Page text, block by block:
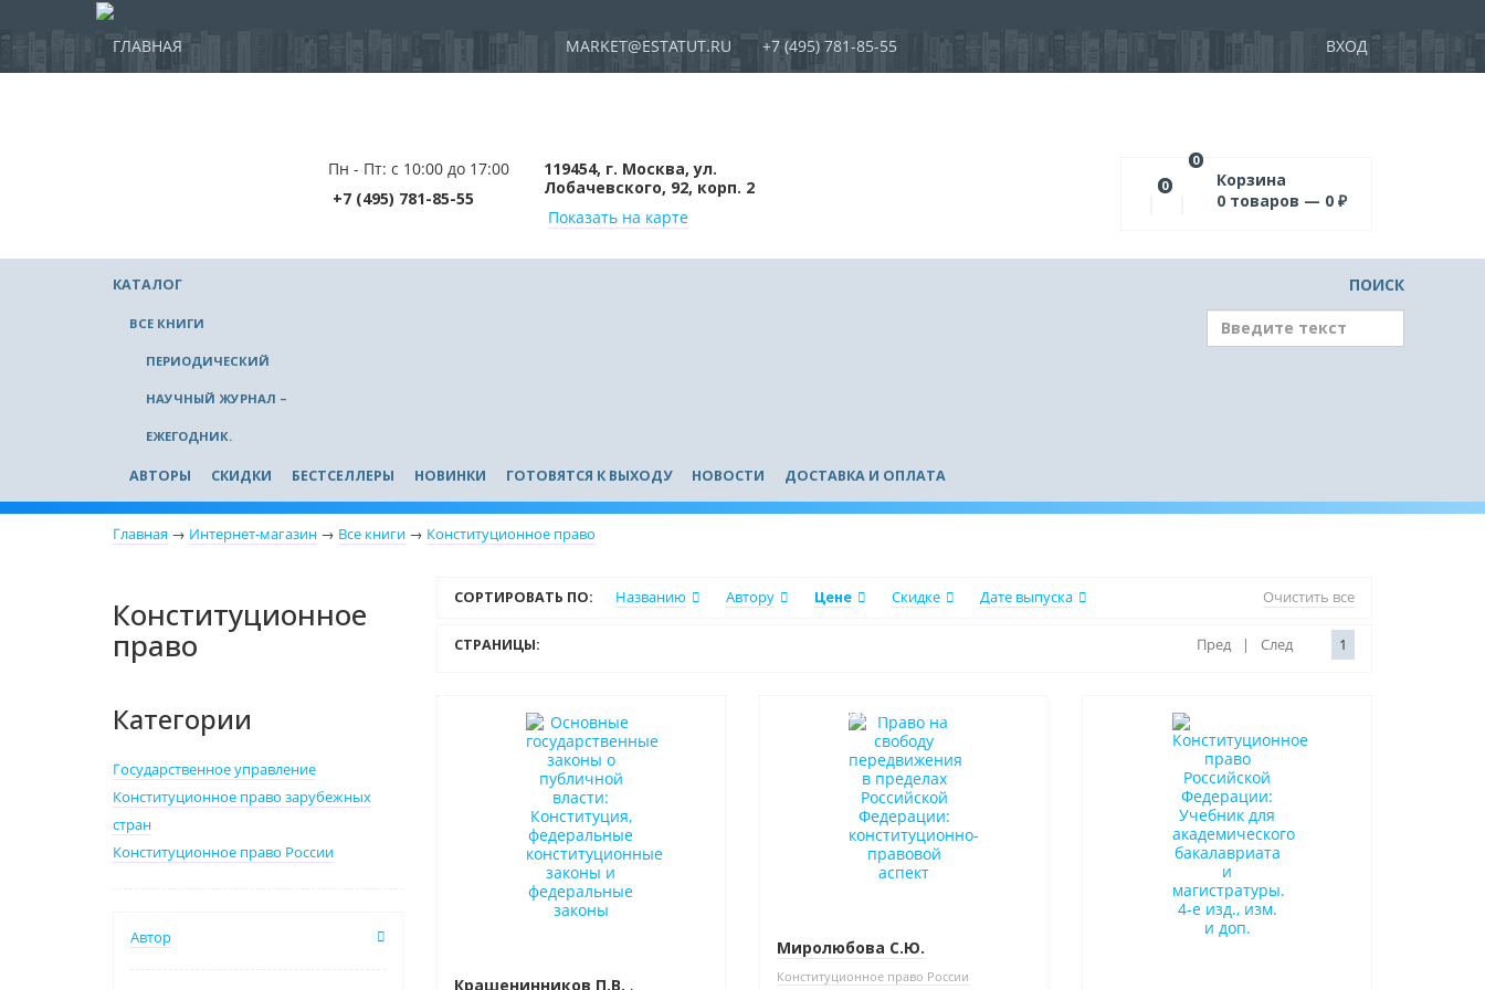
ГЛАВНАЯ MARKET@ESTATUT.RU +7 (495) 781-85-55 ВХОД
Пн - Пт: с 10:00 до 17:00
+7 (495) 781-85-55
119454, г. Москва, ул.
Лобачевского, 92, корп. 2
Показать на карте
0
0
Корзина
0 товаров — 0 ₽
КАТАЛОГ
ВСЕ КНИГИ
ПЕРИОДИЧЕСКИЙ
НАУЧНЫЙ ЖУРНАЛ –
ЕЖЕГОДНИК.
АВТОРЫ СКИДКИ БЕСТСЕЛЛЕРЫ НОВИНКИ ГОТОВЯТСЯ К ВЫХОДУ НОВОСТИ ДОСТАВКА И ОПЛАТА
ПОИСК
Главная → Интернет-магазин → Все книги → Конституционное право
Конституционное
право
Категории
Государственное управление
Конституционное право зарубежных
стран
Конституционное право России
Автор
СОРТИРОВАТЬ ПО: Названию Автору Цене Скидке Дате выпуска Очистить все
СТРАНИЦЫ: Пред | След 1
Крашенинников П.В. ,
Индивидуальный подход
Миролюбова С.Ю.
Конституционное право России